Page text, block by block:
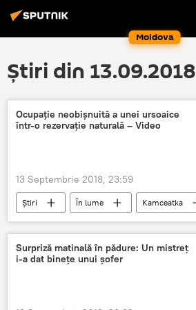
Moldova
Știri din 13.09.2018
Ocupație neobișnuită a unei ursoaice
într-o rezervație naturală – Video
13 Septembrie 2018, 23:59
Știri În lume
Kamceatka
rusoaica
rezervatie
Surpriză matinală în pădure: Un mistreț
i-a dat binețe unui șofer